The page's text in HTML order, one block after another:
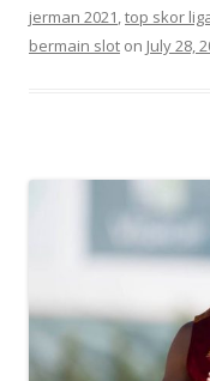
jerman 2021,top skor
bermain slot on July 28,